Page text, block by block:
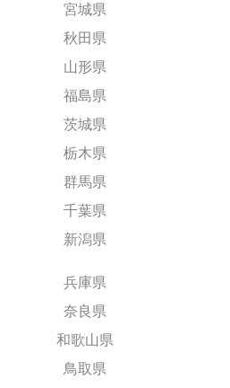
宮城県
秋田県
山形県
福島県
茨城県
栃木県
群馬県
千葉県
新潟県
兵庫県
奈良県
和歌山県
鳥取県